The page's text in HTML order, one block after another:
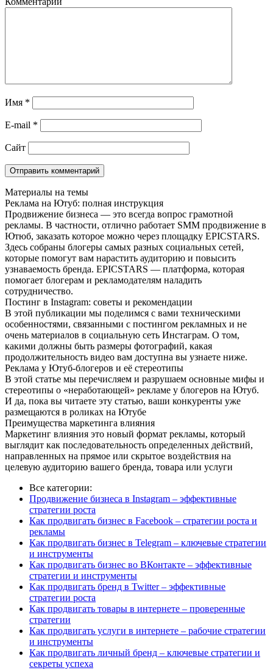
Имя *
E-mail *
Сайт
Материалы на темы
Реклама на Ютуб: полная инструкция
Продвижение бизнеса — это всегда вопрос грамотной
рекламы. В частности, отлично работает SMM продвижение в
Ютюб, заказать которое можно через площадку EPICSTARS.
Здесь собраны блогеры самых разных социальных сетей,
которые помогут вам нарастить аудиторию и повысить
узнаваемость бренда. EPICSTARS — платформа, которая
помогает блогерам и рекламодателям наладить
сотрудничество.
Постинг в Instagram: советы и рекомендации
В этой публикации мы поделимся с вами техническими
особенностями, связанными с постингом рекламных и не
очень материалов в социальную сеть Инстаграм. О том,
какими должны быть размеры фотографий, какая
продолжительность видео вам доступна вы узнаете ниже.
Реклама у Ютуб-блогеров и её стереотипы
В этой статье мы перечисляем и разрушаем основные мифы и
стереотипы о «неработающей» рекламе у блогеров на Ютуб.
И да, пока вы читаете эту статью, ваши конкуренты уже
размещаются в роликах на Ютубе
Преимущества маркетинга влияния
Маркетинг влияния это новый формат рекламы, который
выглядит как последовательность определенных действий,
направленных на прямое или скрытое воздействия на
целевую аудиторию вашего бренда, товара или услуги
Все категории:
Продвижение бизнеса в Instagram – эффективные
стратегии роста
Как продвигать бизнес в Facebook – стратегии роста и
рекламы
Как продвигать бизнес в Telegram – ключевые стратегии
и инструменты
Как продвигать бизнес во ВКонтакте – эффективные
стратегии и инструменты
Как продвигать бренд в Twitter – эффективные
стратегии роста
Как продвигать товары в интернете – проверенные
стратегии
Как продвигать услуги в интернете – рабочие стратегии
и инструменты
Как продвигать личный бренд – ключевые стратегии и
секреты успеха